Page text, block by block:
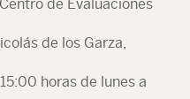
de Evaluaciones
de los Garza,
horas de lunes a